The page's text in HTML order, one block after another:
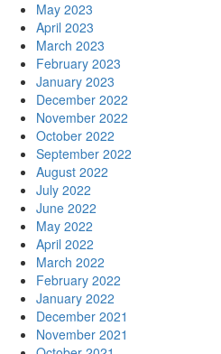
May 2023
April 2023
March 2023
February 2023
January 2023
December 2022
November 2022
October 2022
September 2022
August 2022
July 2022
June 2022
May 2022
April 2022
March 2022
February 2022
January 2022
December 2021
November 2021